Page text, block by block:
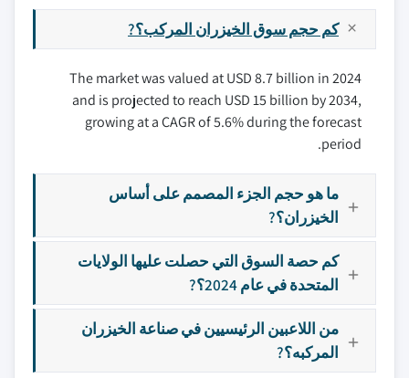
كم حجم سوق الخيزران المركب؟?
The market was valued at USD 8.7 billion in 2024
and is projected to reach USD 15 billion by 2034,
growing at a CAGR of 5.6% during the forecast
period.
ما هو حجم الجزء المصمم على أساس
الخيزران؟?
كم حصة السوق التي حصلت عليها الولايات
المتحدة في عام 2024؟?
من اللاعبين الرئيسيين في صناعة الخيزران
المركبه؟?